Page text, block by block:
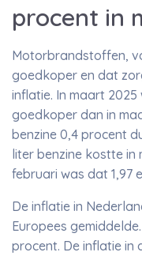
procent in
Motorbrandstoffen,
goedkoper en dat
inflatie. In maart 2025
goedkoper dan in
benzine 0,4 procent
liter benzine kostte in
februari was dat 1,97
De inflatie in
Europees
procent. De inflatie in